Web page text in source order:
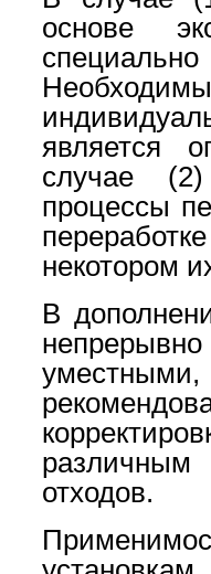
основе
является
случае
процессы
некотором
В
отходов.